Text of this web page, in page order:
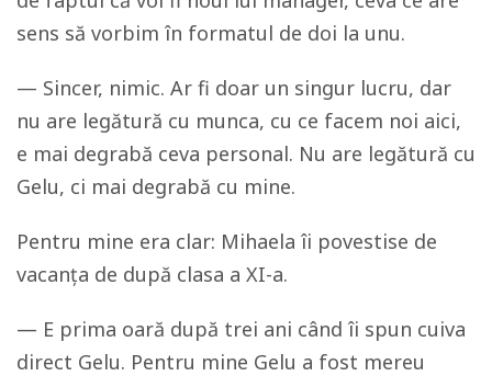
sens să vorbim în formatul de doi la unu.
— Sincer, nimic. Ar fi doar un singur lucru, dar
nu are legătură cu munca, cu ce facem noi aici,
e mai degrabă ceva personal. Nu are legătură cu
Gelu, ci mai degrabă cu mine.
Pentru mine era clar: Mihaela îi povestise de
vacanța de după clasa a XI-a.
— E prima oară după trei ani când îi spun cuiva
direct Gelu. Pentru mine Gelu a fost mereu